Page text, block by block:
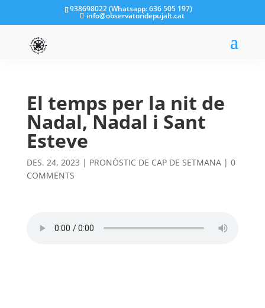
938698022 (Whatsapp: 636 505 197)
info@observatoridepujalt.cat
El temps per la nit de
Nadal, Nadal i Sant
Esteve
DES. 24, 2023 | PRONÒSTIC DE CAP DE SETMANA| 0
COMMENTS